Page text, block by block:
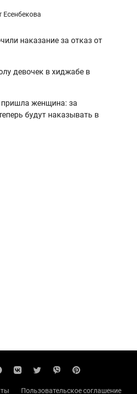
Есенбекова
наказание за отказ от
девочек в хиджабе в
пришла женщина: за
будут наказывать в
Пользовательское соглашение